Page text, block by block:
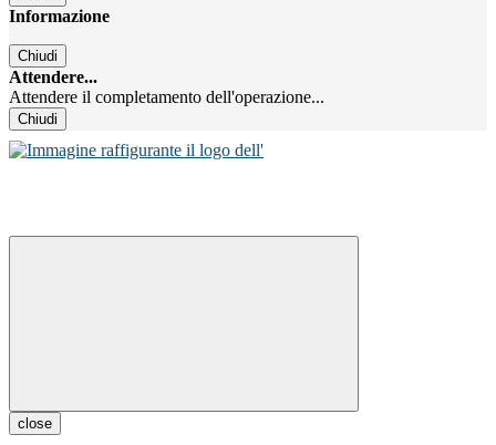
Informazione
Chiudi
Attendere...
Attendere il completamento dell'operazione...
Chiudi
close